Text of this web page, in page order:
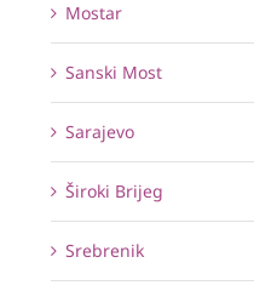
Mostar
Sanski Most
Sarajevo
Široki Brijeg
Srebrenik